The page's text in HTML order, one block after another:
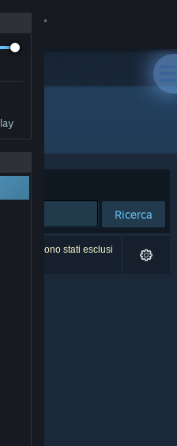
Ricerca
4 titoli sono stati esclusi